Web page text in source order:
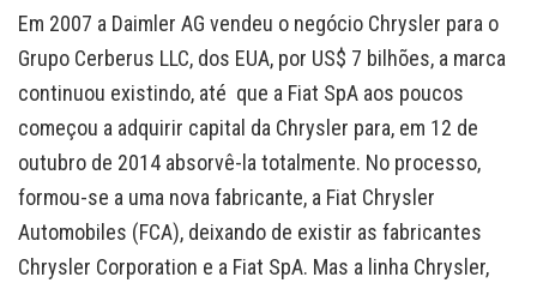
Em 2007 a Daimler AG vendeu o negócio Chrysler para o
Grupo Cerberus LLC, dos EUA, por US$ 7 bilhões, a marca
continuou existindo, até que a Fiat SpA aos poucos
começou a adquirir capital da Chrysler para, em 12 de
outubro de 2014 absorvê-la totalmente. No processo,
formou-se a uma nova fabricante, a Fiat Chrysler
Automobiles (FCA), deixando de existir as fabricantes
Chrysler Corporation e a Fiat SpA. Mas a linha Chrysler,